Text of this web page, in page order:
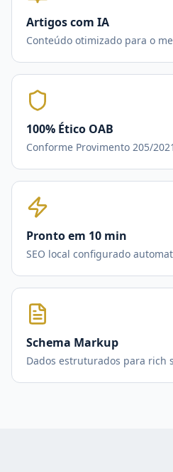
Artigos com IA
Conteúdo otimizado para o
100% Ético OAB
Conforme Provimento 205/
Pronto em 10 min
SEO local configurado
Schema Markup
Dados estruturados para rich